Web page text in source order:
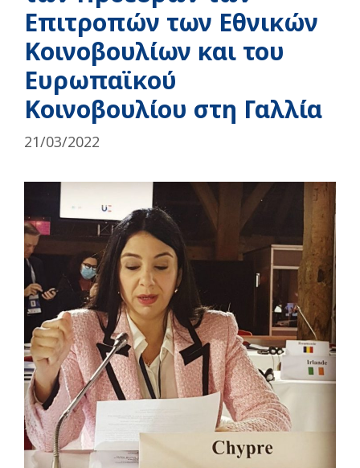
Επιτροπών των Εθνικών
Κοινοβουλίων και του
Ευρωπαϊκού
Κοινοβουλίου στη Γαλλία
21/03/2022